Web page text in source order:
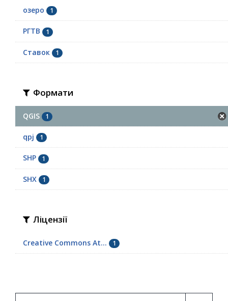
озеро 1
РГТВ 1
Ставок 1
Формати
QGIS 1
qpj 1
SHP 1
SHX 1
Ліцензії
Creative Commons At... 1